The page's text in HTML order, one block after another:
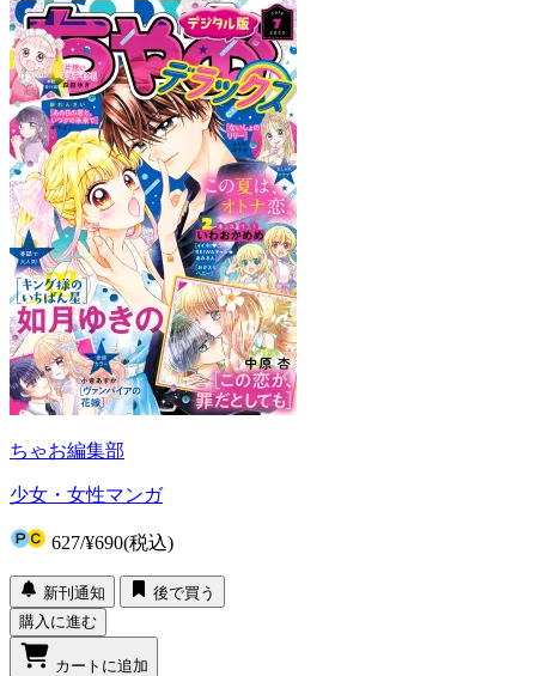
ちゃお編集部
少女・女性マンガ
627/¥690(税込)
新刊通知
後で買う
購入に進む
カートに追加